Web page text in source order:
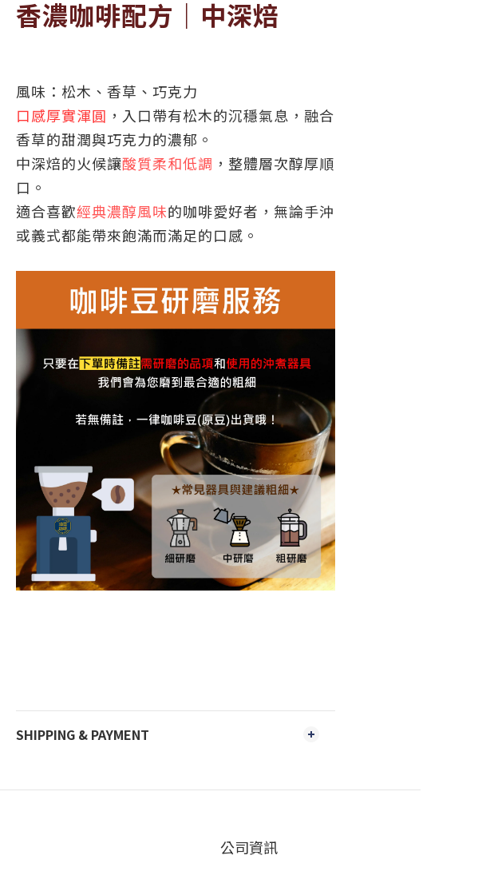
香濃咖啡配方｜中深焙
風味：松木、香草、巧克力
口感厚實渾圓 ，入口帶有松木的沉穩氣息，融合
香草的甜潤與巧克力的濃郁。
中深焙的火候讓酸質柔和低調 ，整體層次醇厚順
口。
適合喜歡經典濃醇風味的咖啡愛好者，無論手沖
或義式都能帶來飽滿而滿足的口感。
SHIPPING & PAYMENT
公司資訊